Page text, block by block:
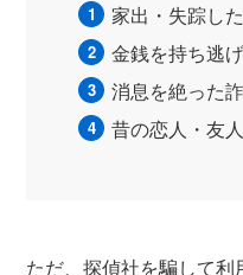
家出・失踪し
金銭を持ち逃
消息を絶った
昔の恋人・友
ただ、探偵社を騙して